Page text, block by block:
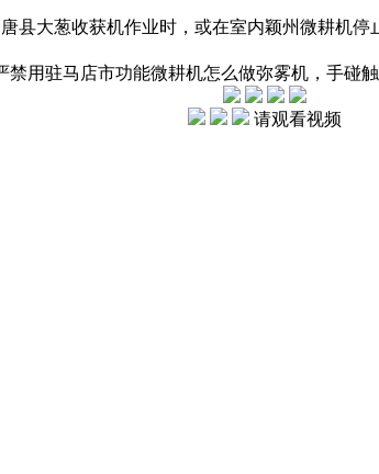
县大葱收获机作业时，或在室内颖州微耕机停
禁用驻马店市功能微耕机怎么做弥雾机， 手碰
请观看视频